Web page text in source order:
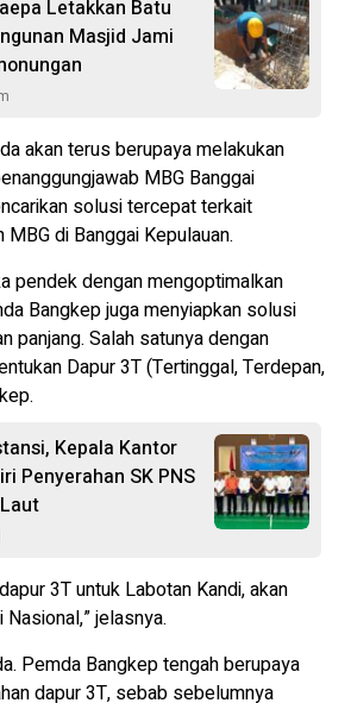
Letakkan Batu
Masjid Jami
akan terus berupaya melakukan
MBG Banggai
solusi tercepat terkait
di Banggai Kepulauan.
pendek dengan mengoptimalkan
Bangkep juga menyiapkan solusi
panjang. Salah satunya dengan
Dapur 3T (Tertinggal, Terdepan,
Kepala Kantor
Penyerahan SK PNS
3T untuk Labotan Kandi, akan
jelasnya.
Pemda Bangkep tengah berupaya
dapur 3T, sebab sebelumnya